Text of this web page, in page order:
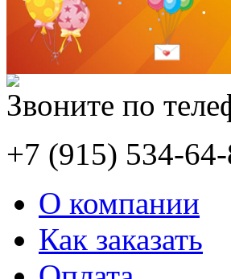
Звоните по
+7 (915) 534-
О компании
Как заказать